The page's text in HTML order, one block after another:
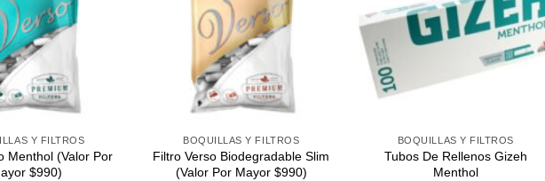
Agregar
Y FILTROS
Menthol (Valor Por
$990)
BOQUILLAS Y FILTROS
Filtro Verso Biodegradable Slim
(Valor Por Mayor $990)
Agregar
a
Favoritos
BOQUILLAS Y FILTROS
Tubos De Rellenos Gizeh
Menthol